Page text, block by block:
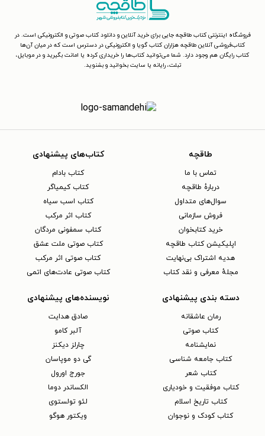
فروشگاه اینترنتی کتاب طاقچه جایی برای خرید آنلاین و دانلود کتاب صوتی و الکترونیکی است. در
کتاب‌فروشی آنلاین طاقچه هزاران کتاب گویا و الکترونیکی در دسترس است که در میان آن‌ها
کتاب رایگان هم وجود دارد. شما می‌توانید کتاب‌ها را خریداری کرده یا امانت بگیرید و در موبایل،
تبلت، رایانه یا سایت بخوانید و بشنوید.
طاقچه
تماس با ما
دربارهٔ طاقچه
سوال‌های متداول
فروش سازمانی
خرید کتابخوان
اپلیکیشن کتاب طاقچه
هدیه اشتراک بی‌نهایت
مجلهٔ معرفی و نقد کتاب
کتاب‌های پیشنهادی
کتاب بادام
کتاب کیمیاگر
کتاب اسب سیاه
کتاب اثر مرکب
کتاب سمفونی مردگان
کتاب صوتی ملت عشق
کتاب صوتی اثر مرکب
کتاب صوتی عادت‌های اتمی
دسته بندی پیشنهادی
رمان عاشقانه
کتاب‌ صوتی
نمایشنامه
کتاب جامعه شناسی
کتاب شعر
کتاب موفقیت و خودیاری
کتاب تاریخ اسلام
کتاب کودک و نوجوان
نویسنده‌های پیشنهادی
صادق هدایت
آلبر کامو
چارلز دیکنز
گی دو موپاسان
جورج اورول
الکساندر دوما
لئو تولستوی
ویکتور هوگو